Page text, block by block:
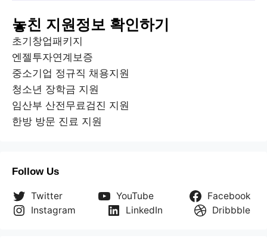
놓친 지원정보 확인하기
초기창업패키지
엔젤투자연계보증
중소기업 정규직 채용지원
청소년 장학금 지원
임산부 산전무료검진 지원
한방 방문 진료 지원
Follow Us
Twitter YouTube
Facebook
Instagram
LinkedIn Dribbble